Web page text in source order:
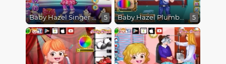
Baby Hazel Singer Dressup 5 Baby Hazel Plumber Dressup 5